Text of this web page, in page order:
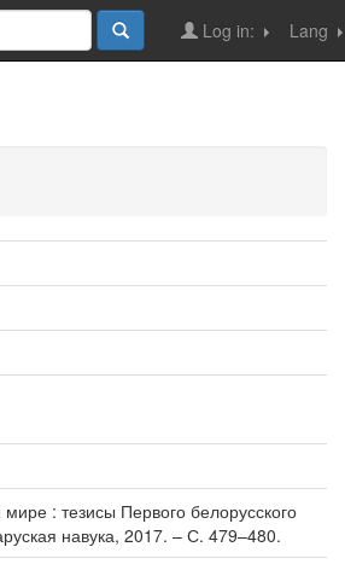
Lang
Log in:
: тезисы Первого белорусского
навука, 2017. – С. 479–480.